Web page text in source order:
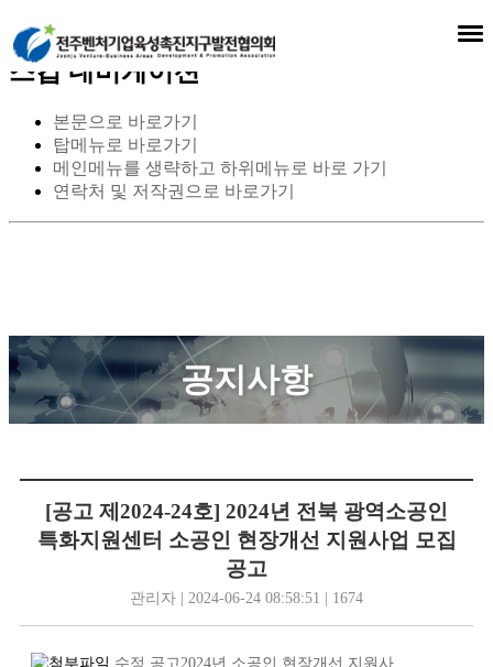
스킵 네비게이션
본문으로 바로가기
탑메뉴로 바로가기
메인메뉴를 생략하고 하위메뉴로 바로 가기
연락처 및 저작권으로 바로가기
공지사항
[공고 제2024-24호] 2024년 전북 광역소공인
특화지원센터 소공인 현장개선 지원사업 모집
공고
관리자 | 2024-06-24 08:58:51 | 1674
수정 공고2024년 소공인 현장개선 지원사업 모집공고.jpg